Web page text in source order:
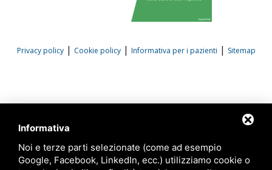
Privacy policy| Cookie policy| Informativa per i pazienti | Sitemap
Informativa
Noi e terze parti selezionate (come ad esempio
Google, Facebook, LinkedIn, ecc.) utilizziamo cookie o